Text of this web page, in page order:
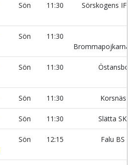
Sön 11:30 Sörskogens
Sön
11:30
Sön 11:30 Östansbo
Sön 11:30 Korsnäs
Sön 11:30 Slätta
Sön 12:15 Falu BS